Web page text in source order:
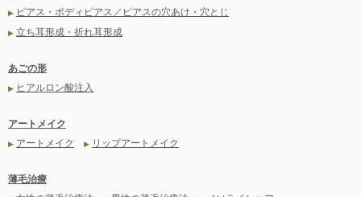
▶ ピアス・ボディピアス／ピアスの穴あけ・穴とじ
▶ 立ち耳形成・折れ耳形成
あごの形
▶ ヒアルロン酸注入
アートメイク
▶ アートメイク ▶ リップアートメイク
薄毛治療